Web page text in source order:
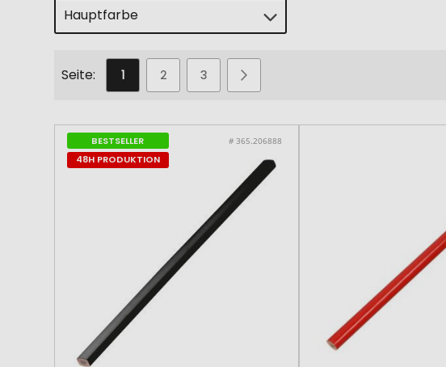
Hauptfarbe
Seite Sie lesen gerade die Seite
1 Seite
2 Seite
3
BESTSELLER
48H PRODUKTION
# 365.206888